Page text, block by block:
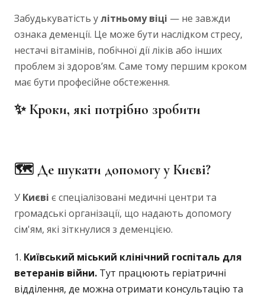
Забудькуватість улітньому віці — не завжди
ознака деменції. Це може бути наслідком стресу,
нестачі вітамінів, побічної дії ліків або інших
проблем зі здоров’ям. Саме тому першим кроком
має бути професійне обстеження.
✨ Кроки, які потрібно зробити
🗺️ Де шукати допомогу у Києві?
У Києві є спеціалізовані медичні центри та
громадські організації, що надають допомогу
сім'ям, які зіткнулися з деменцією.
Київський міський клінічний госпіталь для
ветеранів війни. Тут працюють геріатричні
відділення, де можна отримати консультацію та